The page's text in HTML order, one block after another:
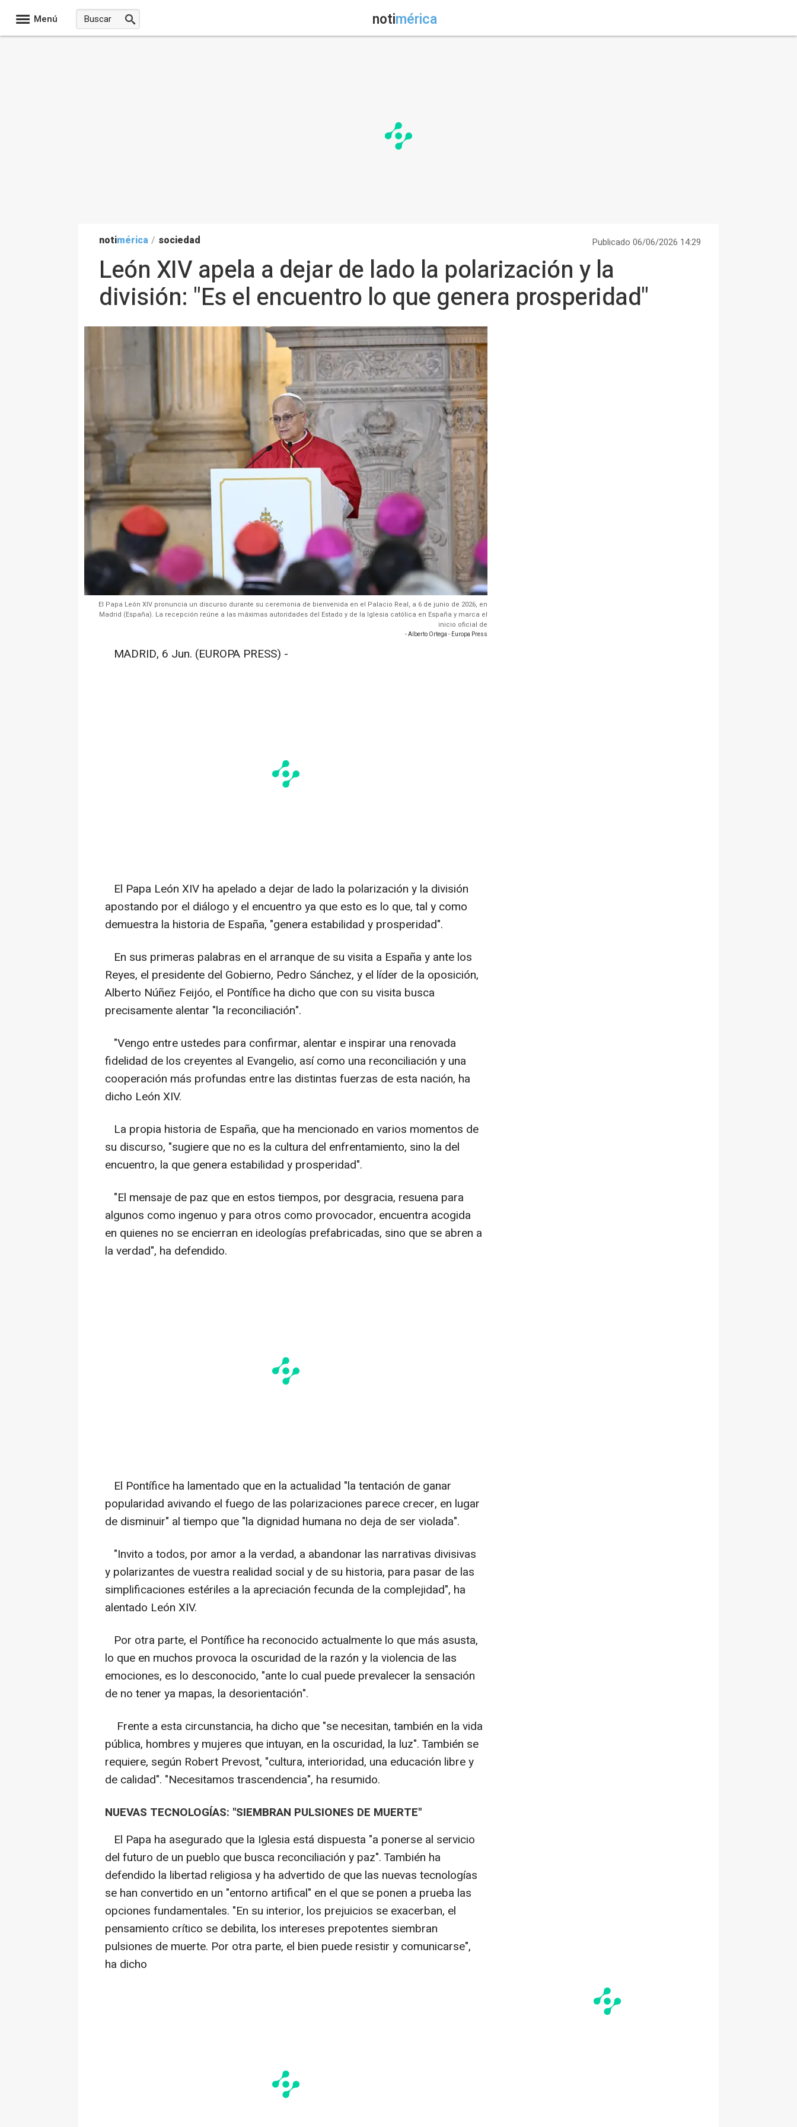
Menú notimérica
notimérica / sociedad Publicado 06/06/2026 14:29
León XIV apela a dejar de lado la polarización y la
división: "Es el encuentro lo que genera prosperidad"
El Papa León XIV pronuncia un discurso durante su ceremonia de bienvenida en el Palacio Real, a 6 de junio de 2026, en
Madrid (España). La recepción reúne a las máximas autoridades del Estado y de la Iglesia católica en España y marca el
inicio oficial de
- Alberto Ortega - Europa Press
MADRID, 6 Jun. (EUROPA PRESS) -
El Papa León XIV ha apelado a dejar de lado la polarización y la división
apostando por el diálogo y el encuentro ya que esto es lo que, tal y como
demuestra la historia de España, "genera estabilidad y prosperidad".
En sus primeras palabras en el arranque de su visita a España y ante los
Reyes, el presidente del Gobierno, Pedro Sánchez, y el líder de la oposición,
Alberto Núñez Feijóo, el Pontífice ha dicho que con su visita busca
precisamente alentar "la reconciliación".
"Vengo entre ustedes para confirmar, alentar e inspirar una renovada
fidelidad de los creyentes al Evangelio, así como una reconciliación y una
cooperación más profundas entre las distintas fuerzas de esta nación, ha
dicho León XIV.
La propia historia de España, que ha mencionado en varios momentos de
su discurso, "sugiere que no es la cultura del enfrentamiento, sino la del
encuentro, la que genera estabilidad y prosperidad".
"El mensaje de paz que en estos tiempos, por desgracia, resuena para
algunos como ingenuo y para otros como provocador, encuentra acogida
en quienes no se encierran en ideologías prefabricadas, sino que se abren a
la verdad", ha defendido.
El Pontífice ha lamentado que en la actualidad "la tentación de ganar
popularidad avivando el fuego de las polarizaciones parece crecer, en lugar
de disminuir" al tiempo que "la dignidad humana no deja de ser violada".
"Invito a todos, por amor a la verdad, a abandonar las narrativas divisivas
y polarizantes de vuestra realidad social y de su historia, para pasar de las
simplificaciones estériles a la apreciación fecunda de la complejidad", ha
alentado León XIV.
Por otra parte, el Pontífice ha reconocido actualmente lo que más asusta,
lo que en muchos provoca la oscuridad de la razón y la violencia de las
emociones, es lo desconocido, "ante lo cual puede prevalecer la sensación
de no tener ya mapas, la desorientación".
Frente a esta circunstancia, ha dicho que "se necesitan, también en la vida
pública, hombres y mujeres que intuyan, en la oscuridad, la luz". También se
requiere, según Robert Prevost, "cultura, interioridad, una educación libre y
de calidad". "Necesitamos trascendencia", ha resumido.
NUEVAS TECNOLOGÍAS: "SIEMBRAN PULSIONES DE MUERTE"
El Papa ha asegurado que la Iglesia está dispuesta "a ponerse al servicio
del futuro de un pueblo que busca reconciliación y paz". También ha
defendido la libertad religiosa y ha advertido de que las nuevas tecnologías
se han convertido en un "entorno artifical" en el que se ponen a prueba las
opciones fundamentales. "En su interior, los prejuicios se exacerban, el
pensamiento crítico se debilita, los intereses prepotentes siembran
pulsiones de muerte. Por otra parte, el bien puede resistir y comunicarse",
ha dicho